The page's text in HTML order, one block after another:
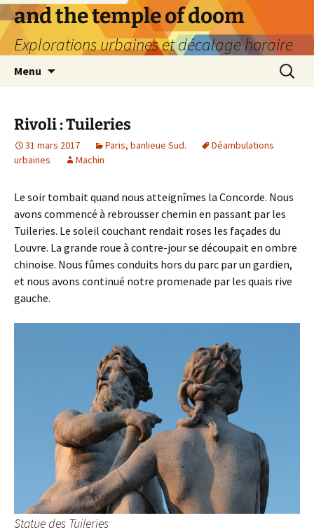
Aller
au
contenu
and the temple of doom
Explorations urbaines et décalage horaire
Menu
Rivoli : Tuileries
31 mars 2017 Paris, banlieue Sud.
Déambulations
urbaines
Machin
Le soir tombait quand nous atteignîmes la Concorde. Nous
avons commencé à rebrousser chemin en passant par les
Tuileries. Le soleil couchant rendait roses les façades du
Louvre. La grande roue à contre-jour se découpait en ombre
chinoise. Nous fûmes conduits hors du parc par un gardien,
et nous avons continué notre promenade par les quais rive
gauche.
Statue des Tuileries